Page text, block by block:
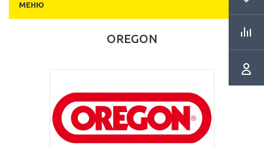
МЕНЮ
OREGON